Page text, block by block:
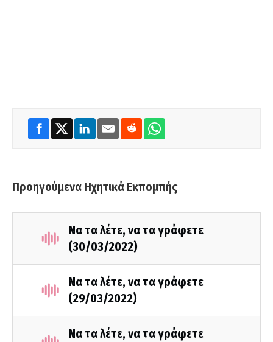
Προηγούμενα Ηχητικά Εκπομπής
Να τα λέτε, να τα γράφετε
(30/03/2022)
Να τα λέτε, να τα γράφετε
(29/03/2022)
Να τα λέτε, να τα γράφετε